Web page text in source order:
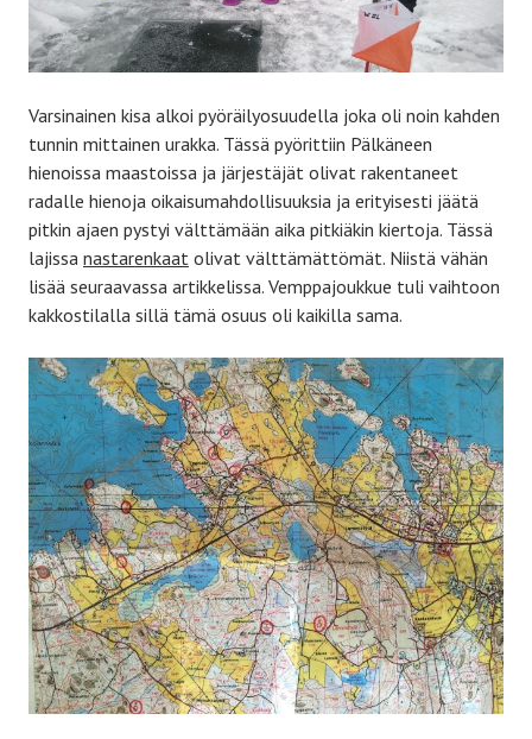
Varsinainen kisa alkoi pyöräilyosuudella joka oli noin kahden
tunnin mittainen urakka. Tässä pyörittiin Pälkäneen
hienoissa maastoissa ja järjestäjät olivat rakentaneet
radalle hienoja oikaisumahdollisuuksia ja erityisesti jäätä
pitkin ajaen pystyi välttämään aika pitkiäkin kiertoja. Tässä
lajissa nastarenkaat olivat välttämättömät. Niistä vähän
lisää seuraavassa artikkelissa. Vemppajoukkue tuli vaihtoon
kakkostilalla sillä tämä osuus oli kaikilla sama.